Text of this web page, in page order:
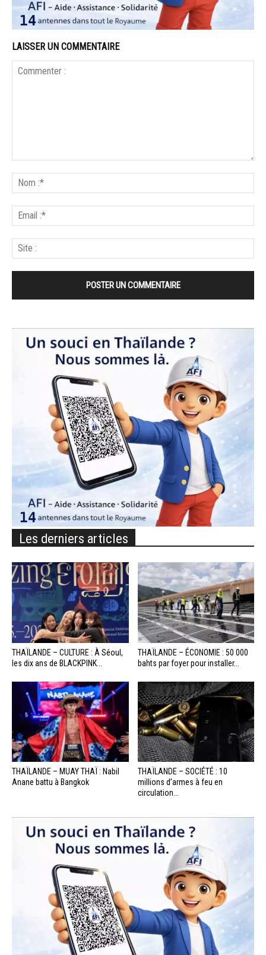
LAISSER UN COMMENTAIRE
Les derniers articles
THAÏLANDE – CULTURE : À Séoul,
les dix ans de BLACKPINK...
THAÏLANDE – ÉCONOMIE : 50 000
bahts par foyer pour installer...
THAÏLANDE – MUAY THAÏ : Nabil
Anane battu à Bangkok
THAÏLANDE – SOCIÉTÉ : 10
millions d’armes à feu en
circulation...